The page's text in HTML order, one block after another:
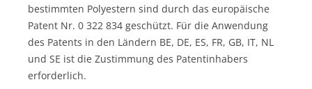
bestimmten Polyestern sind durch das europäische
Patent Nr. 0 322 834 geschützt. Für die Anwendung
des Patents in den Ländern BE, DE, ES, FR, GB, IT, NL
und SE ist die Zustimmung des Patentinhabers
erforderlich.